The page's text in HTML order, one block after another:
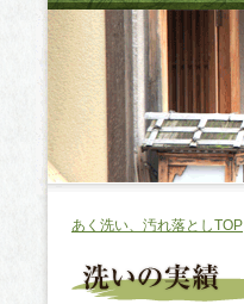
あく洗い、汚れ落としTOP